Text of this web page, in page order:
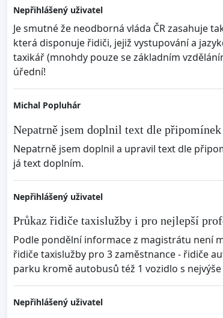
Nepřihlášený uživatel
Je smutné že neodborná vláda ČR zasahuje
která disponuje řidiči, jejiž vystupování a
taxikář (mnohdy pouze se základním
úřední!
Michal Popluhár
Nepatrně jsem doplnil text dle připomínek
Nepatrně jsem doplnil a upravil text dle
já text doplním.
Nepřihlášený uživatel
Průkaz řidiče taxislužby i pro nejlepší
Podle pondělní informace z magistrátu není
řidiče taxislužby pro 3 zaměstnance - řidiče
parku kromě autobusů též 1 vozidlo s
Nepřihlášený uživatel